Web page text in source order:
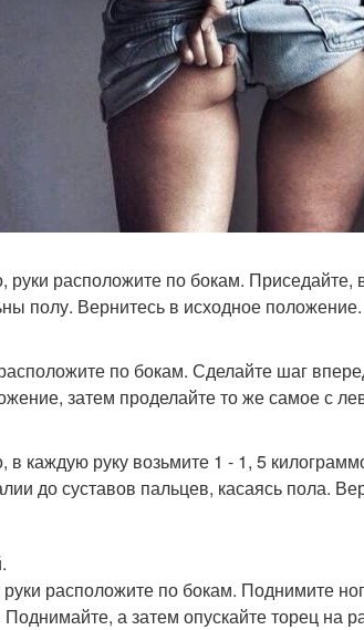
руки расположите по бокам.
полу. Вернитесь в исходное положение.
по бокам. Сделайте шаг
затем проделайте то же самое с
в каждую руку возьмите 1 - 1, 5
до суставов пальцев, касаясь пола.
руки расположите по бокам. Поднимите
а затем опускайте торец на